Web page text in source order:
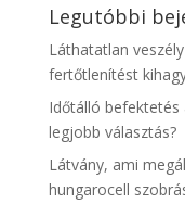
Legutóbbi
Láthatatlan
fertőtlenítést
Időtálló befektetés
legjobb választás?
Látvány, ami
hungarocell